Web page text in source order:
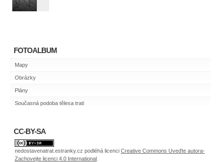
FOTOALBUM
Mapy
Obrázky
Plány
Současná podoba tělesa trati
CC-BY-SA
nedostavenatrat.estranky.cz podléhá licenci Creative Commons Uveďte autora-
Zachovejte licenci 4.0 International